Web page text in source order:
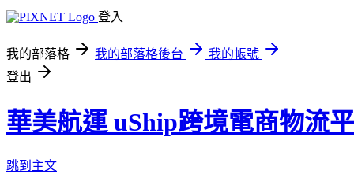
登入
我的部落格 我的部落格後台
我的帳號
登出
華美航運 uShip跨境電商物流
跳到主文